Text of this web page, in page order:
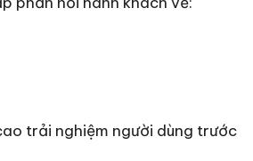
trải nghiệm người dùng trước